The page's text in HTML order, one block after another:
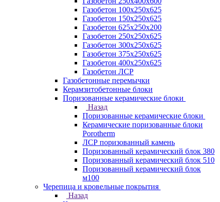
Газобетон 100х250х625
Газобетон 150х250х625
Газобетон 625х250х200
Газобетон 250х250х625
Газобетон 300х250х625
Газобетон 375х250х625
Газобетон 400х250х625
Газобетон ЛСР
Газобетонные перемычки
Керамзитобетонные блоки
Поризованные керамические блоки
Назад
Поризованные керамические блоки
Керамические поризованные блоки
Porotherm
ЛСР поризованный камень
Поризованный керамический блок 380
Поризованный керамический блок 510
Поризованный керамический блок
м100
Черепица и кровельные покрытия
Назад